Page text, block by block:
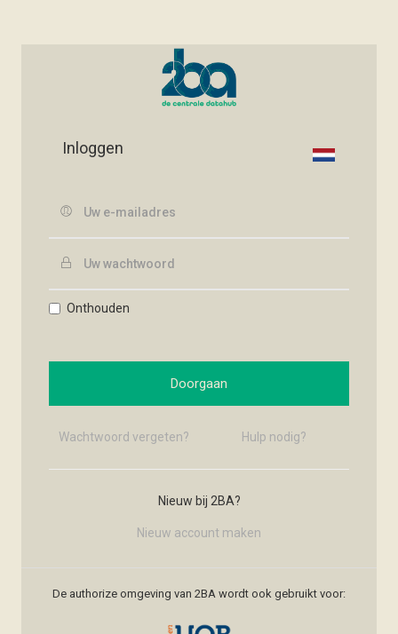
Inloggen
Onthouden
Doorgaan
Wachtwoord vergeten? Hulp nodig?
Nieuw bij 2BA?
Nieuw account maken
De authorize omgeving van 2BA wordt ook gebruikt voor: